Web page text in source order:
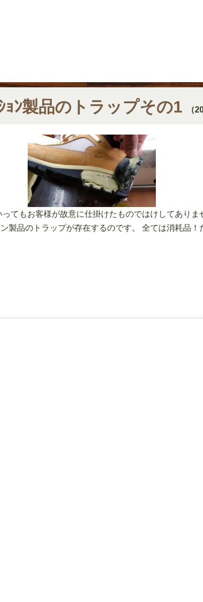
ｮﾝ製品のトラップその1 （
てもお客様が故意に仕掛けたものではけしてありま
製品のトラップが存在するのです。 全ては消耗品